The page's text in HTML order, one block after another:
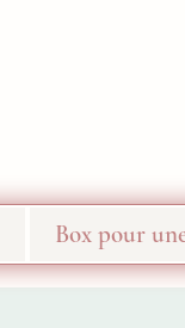
Box pour